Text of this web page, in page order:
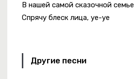
В нашей самой сказочной семье
Спрячу блеск лица, уе-уе
Другие песни